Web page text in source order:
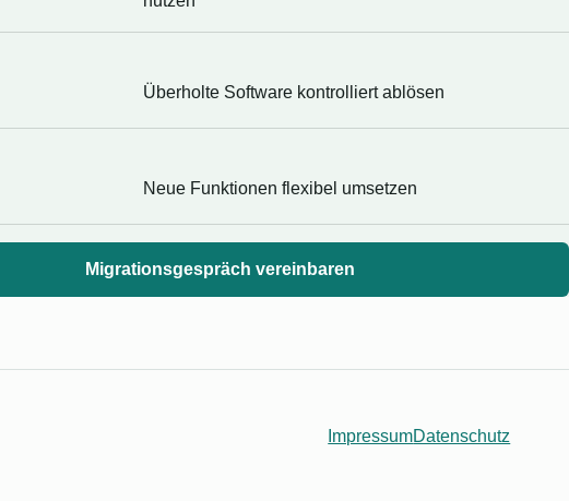
Überholte Software kontrolliert ablösen
Neue Funktionen flexibel umsetzen
Migrationsgespräch vereinbaren
ImpressumDatenschutz